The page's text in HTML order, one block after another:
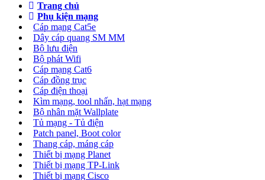
Trang chủ
Phụ kiện mạng
Cáp mạng Cat5e
Dây cáp quang SM MM
Bộ lưu điện
Bộ phát Wifi
Cáp mạng Cat6
Cáp đồng trục
Cáp điện thoại
Kìm mạng, tool nhấn, hạt mạng
Bộ nhân mặt Wallplate
Tủ mạng - Tủ điện
Patch panel, Boot color
Thang cáp, máng cáp
Thiết bị mạng Planet
Thiết bị mạng TP-Link
Thiết bị mạng Cisco